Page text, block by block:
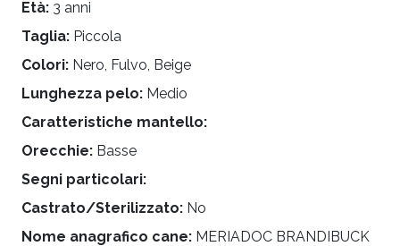
Età: 3 anni
Taglia: Piccola
Colori: Nero, Fulvo, Beige
Lunghezza pelo: Medio
Caratteristiche mantello:
Orecchie: Basse
Segni particolari:
Castrato/Sterilizzato: No
Nome anagrafico cane: MERIADOC BRANDIBUCK